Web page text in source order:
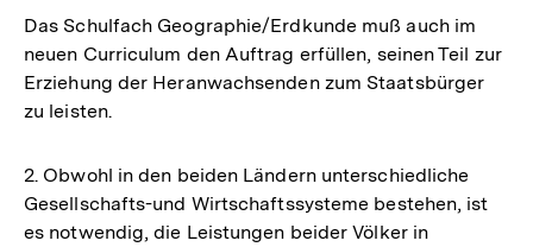
Das Schulfach Geographie/Erdkunde muß auch im
neuen Curriculum den Auftrag erfüllen, seinen Teil zur
Erziehung der Heranwachsenden zum Staatsbürger
zu leisten.
2. Obwohl in den beiden Ländern unterschiedliche
Gesellschafts-und Wirtschaftssysteme bestehen, ist
es notwendig, die Leistungen beider Völker in